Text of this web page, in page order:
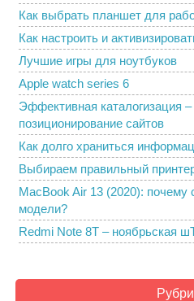
Как выбрать планшет для
Как настроить и
Лучшие игры для ноутбуков
Apple watch series 6
Эффективная каталогизация
позиционирование сайтов
Как долго храниться
Выбираем правильный
MacBook Air 13 (2020): почему
модели?
Redmi Note 8T – ноябрьская